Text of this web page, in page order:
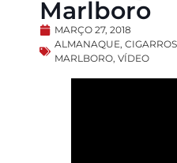
Marlboro
MARÇO 27, 2018
ALMANAQUE, CIGARROS
MARLBORO, VÍDEO